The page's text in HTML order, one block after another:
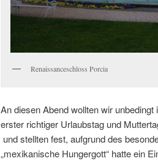
Renaissanceschloss Porcia
An diesen Abend wollten wir
erster richtiger Urlaubstag und
und stellten fest, aufgrund des
„mexikanische Hungergott“ hatte ein